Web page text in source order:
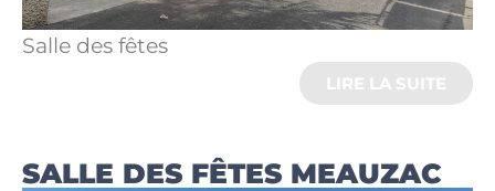
Salle des fêtes
LIRE LA SUITE
SALLE DES FÊTES MEAUZAC